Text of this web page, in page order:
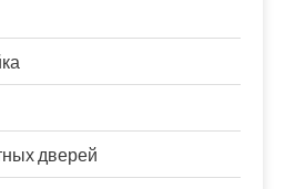
дверей